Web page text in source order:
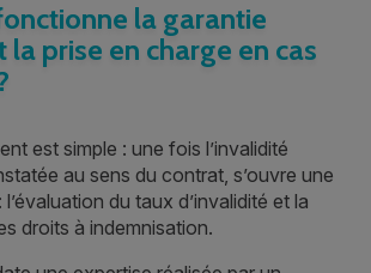
la garantie
la prise en charge en cas
est simple : une fois l’invalidité
au sens du contrat, s’ouvre une
du taux d’invalidité et la
droits à indemnisation.